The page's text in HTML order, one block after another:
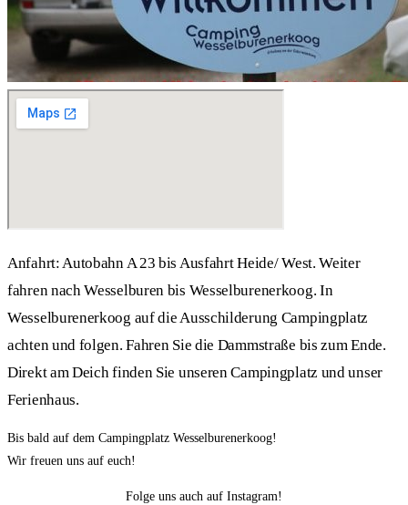
Anfahrt: Autobahn A 23 bis Ausfahrt Heide/ West. Weiter
fahren nach Wesselburen bis Wesselburenerkoog. In
Wesselburenerkoog auf die Ausschilderung Campingplatz
achten und folgen. Fahren Sie die Dammstraße bis zum Ende.
Direkt am Deich finden Sie unseren Campingplatz und unser
Ferienhaus.
Bis bald auf dem Campingplatz Wesselburenerkoog!
Wir freuen uns auf euch!
Folge uns auch auf Instagram!